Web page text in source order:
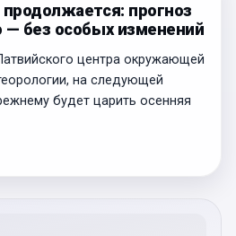
прогноз
без особых изменений
центра окружающей
на следующей
будет царить осенняя